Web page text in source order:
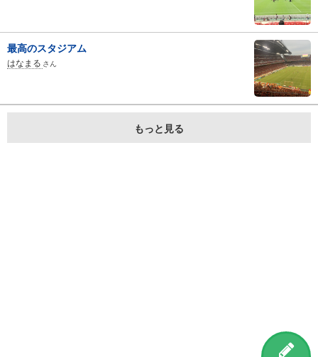
最高のスタジアム
はなまる さん
もっと見る